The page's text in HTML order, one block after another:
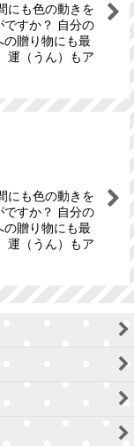
にも色の動きを
ですか？ 自分の
の贈り物にも最
運（うん）もア
にも色の動きを
ですか？ 自分の
の贈り物にも最
運（うん）もア